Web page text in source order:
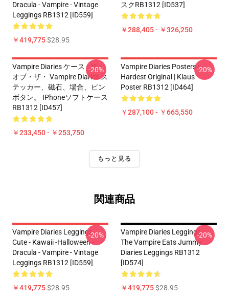
Dracula - Vampire - Vintage
Leggings RB1312 [ID559]
￥419,775$28.95
スクRB1312 [ID537]
￥288,405 - ￥326,250
Vampire Diaries ケース - ザ・
オブ・ザ・ Vampire Diaries ス
テッカー、磁石、場合、ピン
ボタン。 IPhoneソフトケース
RB1312 [ID457]
￥233,450 - ￥253,750
-20%
Vampire Diaries Posters -
Hardest Original | Klaus
Poster RB1312 [ID464]
￥287,100 - ￥665,550
-20%
もっと見る
関連商品
Vampire Diaries Leggings -
Cute - Kawaii -Halloween -
Dracula - Vampire - Vintage
Leggings RB1312 [ID559]
￥419,775$28.95
-20%
Vampire Diaries Leggings -
The Vampire Eats Jummy
Diaries Leggings RB1312
[ID574]
￥419,775$28.95
-20%